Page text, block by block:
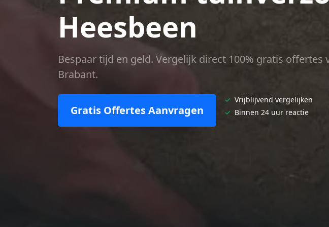
Heesbeen
Bespaar tijd en geld. Vergelijk direct 100% gratis
Brabant.
Gratis Offertes Aanvragen
✓ Vrijblijvend vergelijken
✓ Binnen 24 uur reactie